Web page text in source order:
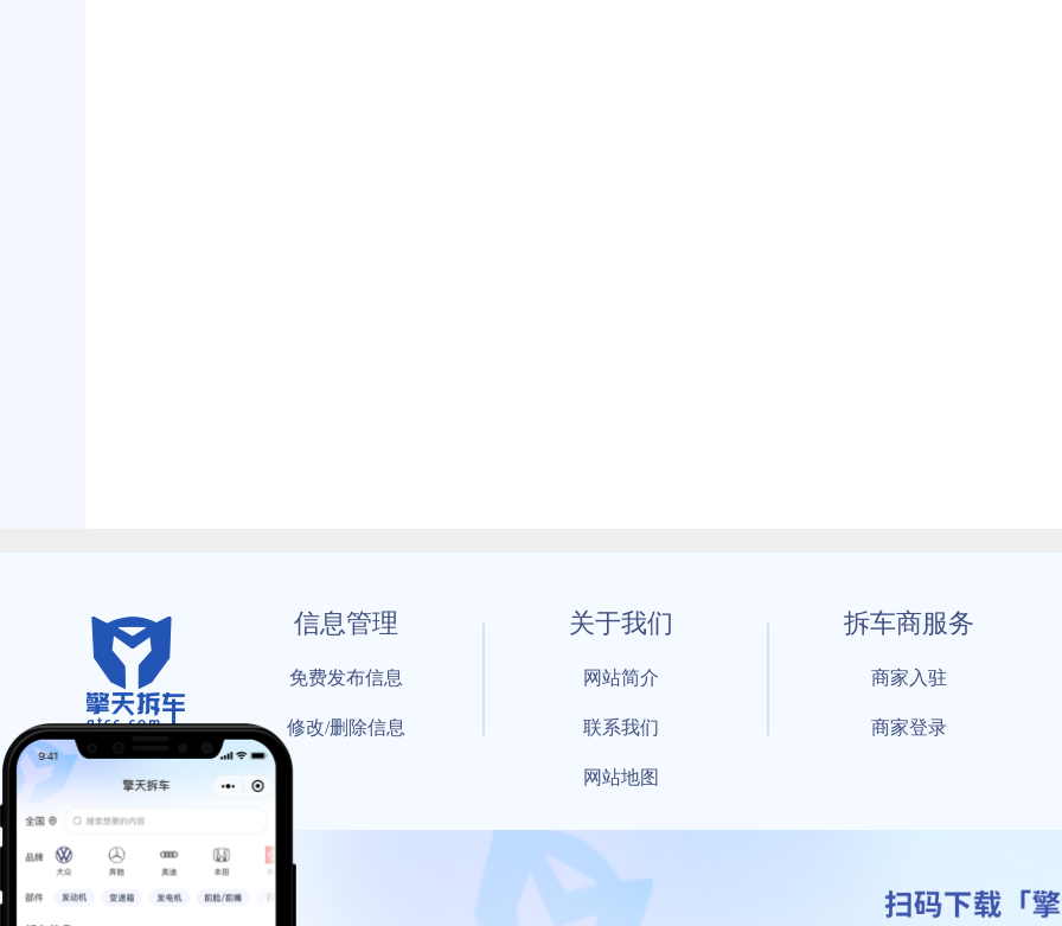
信息管理
免费发布信息
修改/删除信息
关于我们
网站简介
联系我们
网站地图
拆车商服务
商家入驻
商家登录
© 2021 By 擎天拆车-买卖拆车件，擎天拆车好省快 All Rights Reserved
工信部备案号：鲁ICP备18021004号-17 公安部备案号： 鲁公网安备